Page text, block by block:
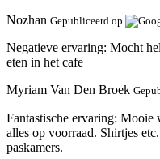
Nozhan Gepubliceerd op
Negatieve ervaring: Mocht
eten in het cafe
Myriam Van Den Broek
Fantastische ervaring: Mooie
alles op voorraad. Shirtjes
paskamers.